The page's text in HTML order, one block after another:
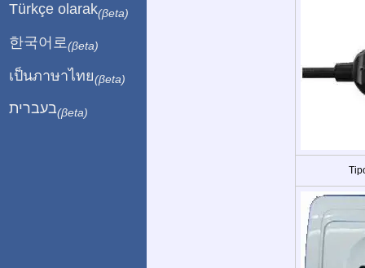
Türkçe olarak(βeta)
한국어로 (βeta)
เป็นภาษาไทย(βeta)
בעברית(βeta)